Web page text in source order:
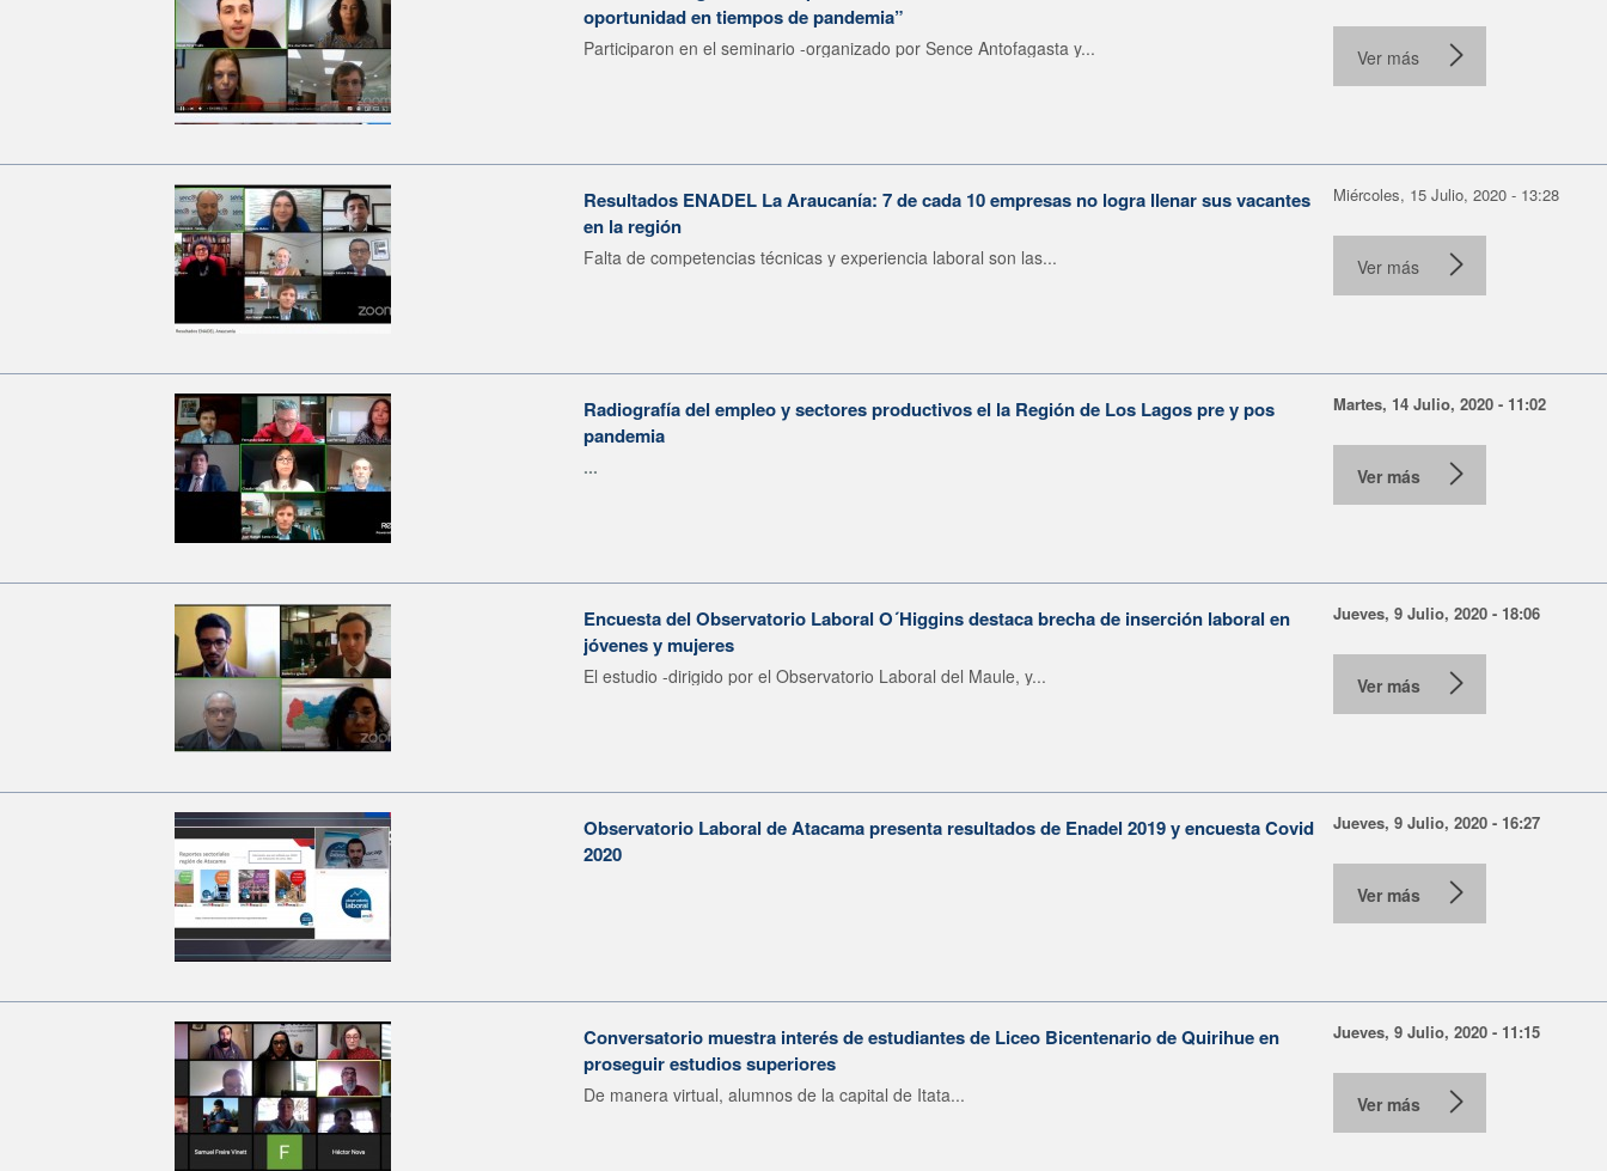
oportunidad en tiempos de pandemia”
Participaron en el seminario -organizado por Sence Antofagasta y... Ver más
Resultados ENADEL La Araucanía: 7 de cada 10 empresas no logra llenar sus vacantes
en la región
Falta de competencias técnicas y experiencia laboral son las...
Miércoles, 15 Julio, 2020 - 13:28
Ver más
Radiografía del empleo y sectores productivos el la Región de Los Lagos pre y pos
pandemia
...
Martes, 14 Julio, 2020 - 11:02
Ver más
Encuesta del Observatorio Laboral O´Higgins destaca brecha de inserción laboral en
jóvenes y mujeres
El estudio -dirigido por el Observatorio Laboral del Maule, y...
Jueves, 9 Julio, 2020 - 18:06
Ver más
Observatorio Laboral de Atacama presenta resultados de Enadel 2019 y encuesta Covid
2020
Jueves, 9 Julio, 2020 - 16:27
Ver más
Conversatorio muestra interés de estudiantes de Liceo Bicentenario de Quirihue en
proseguir estudios superiores
De manera virtual, alumnos de la capital de Itata...
Jueves, 9 Julio, 2020 - 11:15
Ver más